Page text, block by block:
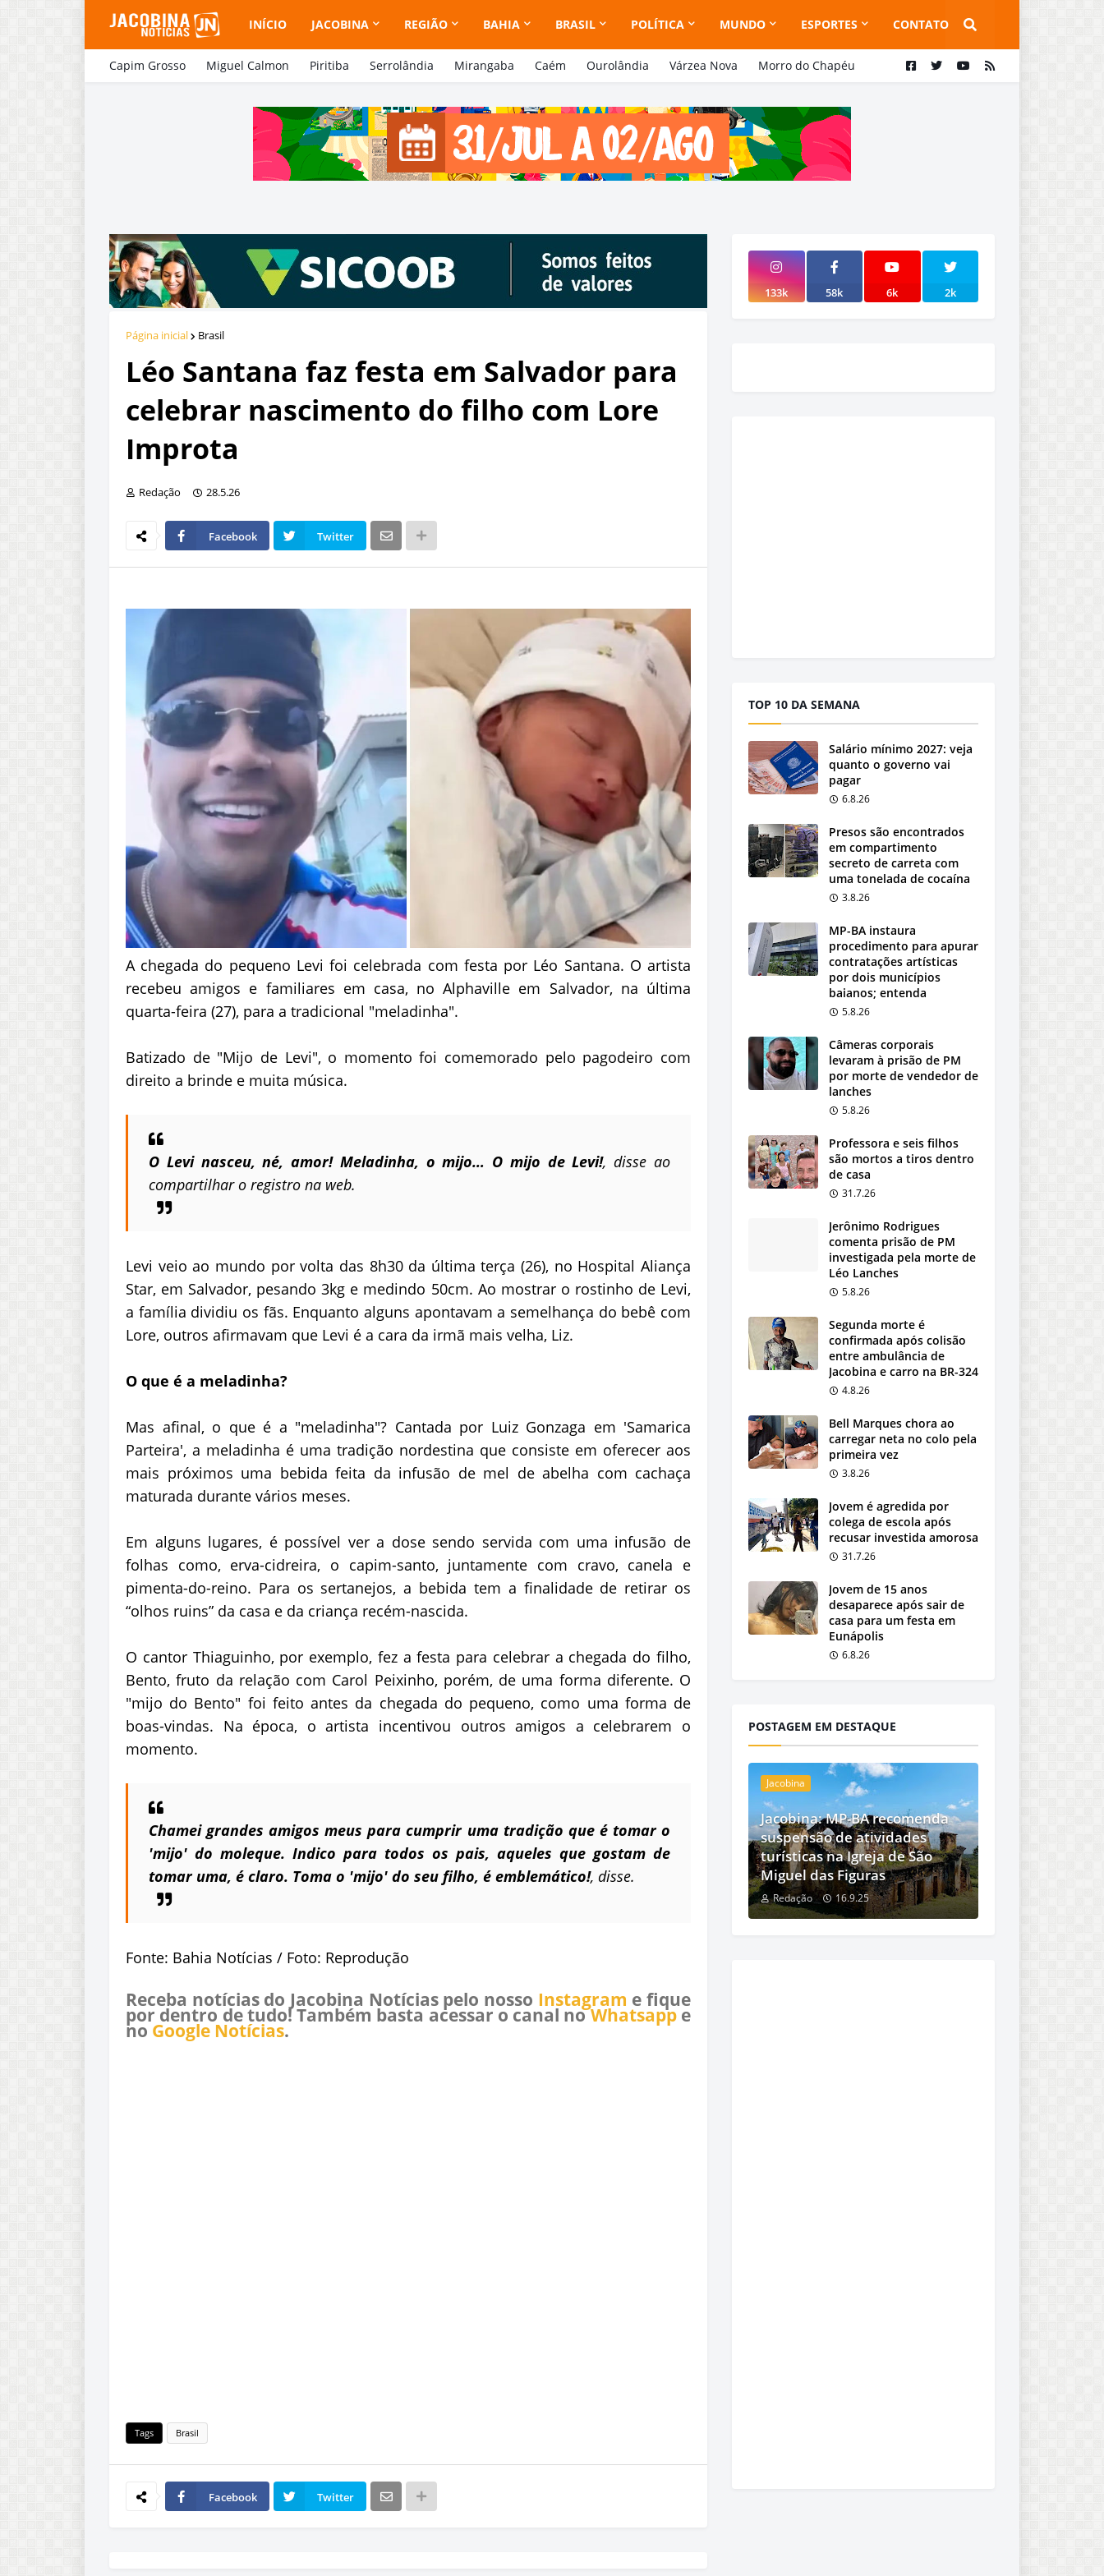
INÍCIO JACOBINA REGIÃO BAHIA BRASIL POLÍTICA MUNDO ESPORTES CONTATO
Capim Grosso Miguel Calmon Piritiba Serrolândia Mirangaba Caém Ourolândia Várzea Nova Morro do Chapéu
Página inicial Brasil
Léo Santana faz festa em Salvador para
celebrar nascimento do filho com Lore
Improta
Redação 28.5.26
Facebook Twitter
A chegada do pequeno Levi foi celebrada com festa por Léo Santana. O artista
recebeu amigos e familiares em casa, no Alphaville em Salvador, na última
quarta-feira (27), para a tradicional "meladinha".
Batizado de "Mijo de Levi", o momento foi comemorado pelo pagodeiro com
direito a brinde e muita música.
O Levi nasceu, né, amor! Meladinha, o mijo… O mijo de Levi!, disse ao
compartilhar o registro na web.
Levi veio ao mundo por volta das 8h30 da última terça (26), no Hospital Aliança
Star, em Salvador, pesando 3kg e medindo 50cm. Ao mostrar o rostinho de Levi,
a família dividiu os fãs. Enquanto alguns apontavam a semelhança do bebê com
Lore, outros afirmavam que Levi é a cara da irmã mais velha, Liz.
O que é a meladinha?
Mas afinal, o que é a "meladinha"? Cantada por Luiz Gonzaga em 'Samarica
Parteira', a meladinha é uma tradição nordestina que consiste em oferecer aos
mais próximos uma bebida feita da infusão de mel de abelha com cachaça
maturada durante vários meses.
Em alguns lugares, é possível ver a dose sendo servida com uma infusão de
folhas como, erva-cidreira, o capim-santo, juntamente com cravo, canela e
pimenta-do-reino. Para os sertanejos, a bebida tem a finalidade de retirar os
“olhos ruins” da casa e da criança recém-nascida.
O cantor Thiaguinho, por exemplo, fez a festa para celebrar a chegada do filho,
Bento, fruto da relação com Carol Peixinho, porém, de uma forma diferente. O
"mijo do Bento" foi feito antes da chegada do pequeno, como uma forma de
boas-vindas. Na época, o artista incentivou outros amigos a celebrarem o
momento.
Chamei grandes amigos meus para cumprir uma tradição que é tomar o
'mijo' do moleque. Indico para todos os pais, aqueles que gostam de
tomar uma, é claro. Toma o 'mijo' do seu filho, é emblemático!, disse.
Fonte: Bahia Notícias / Foto: Reprodução
Receba notícias do Jacobina Notícias pelo nosso Instagram e fique
por dentro de tudo! Também basta acessar o canal noWhatsappe
no Google Notícias.
Tags Brasil
Facebook Twitter
133k 58k 6k 2k
TOP 10 DA SEMANA
Salário mínimo 2027: veja
quanto o governo vai
pagar
6.8.26
Presos são encontrados
em compartimento
secreto de carreta com
uma tonelada de cocaína
3.8.26
MP-BA instaura
procedimento para apurar
contratações artísticas
por dois municípios
baianos; entenda
5.8.26
Câmeras corporais
levaram à prisão de PM
por morte de vendedor de
lanches
5.8.26
Professora e seis filhos
são mortos a tiros dentro
de casa
31.7.26
Jerônimo Rodrigues
comenta prisão de PM
investigada pela morte de
Léo Lanches
5.8.26
Segunda morte é
confirmada após colisão
entre ambulância de
Jacobina e carro na BR-324
4.8.26
Bell Marques chora ao
carregar neta no colo pela
primeira vez
3.8.26
Jovem é agredida por
colega de escola após
recusar investida amorosa
31.7.26
Jovem de 15 anos
desaparece após sair de
casa para um festa em
Eunápolis
6.8.26
POSTAGEM EM DESTAQUE
Jacobina
Jacobina: MP-BA recomenda
suspensão de atividades
turísticas na Igreja de São
Miguel das Figuras
Redação 16.9.25